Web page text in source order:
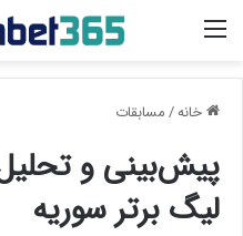
منو
خانه/مسابقات
پیش‌بینی و
لیگ برتر سوریه